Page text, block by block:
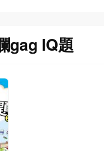
gag IQ題